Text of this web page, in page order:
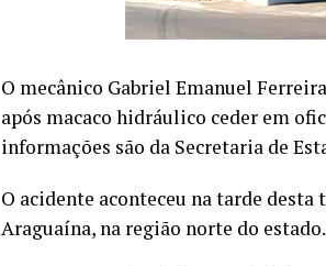
O mecânico Gabriel Emanuel
após macaco hidráulico ceder em
informações são da Secretaria de
O acidente aconteceu na tarde
Araguaína, na região norte do estado.